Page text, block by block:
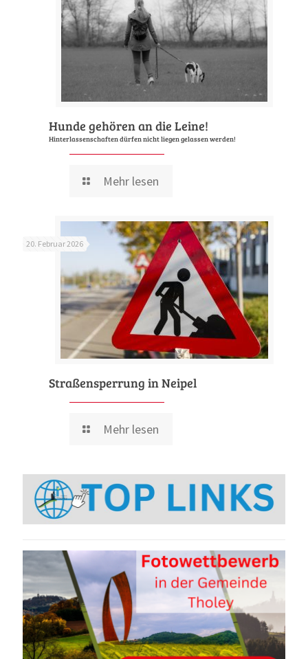
Hunde gehören an die Leine!
Hinterlassenschaften dürfen nicht liegen gelassen werden!
Mehr lesen
20. Februar 2026
Straßensperrung in Neipel
Mehr lesen